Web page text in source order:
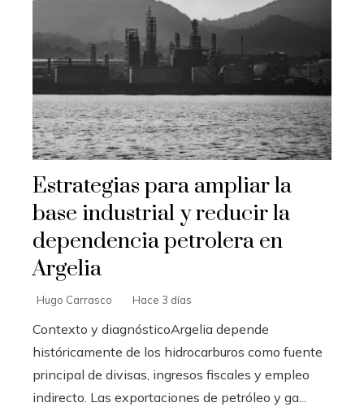
Estrategias para ampliar la
base industrial y reducir la
dependencia petrolera en
Argelia
Hugo Carrasco Hace 3 días
Contexto y diagnósticoArgelia depende
históricamente de los hidrocarburos como fuente
principal de divisas, ingresos fiscales y empleo
indirecto. Las exportaciones de petróleo y ga...